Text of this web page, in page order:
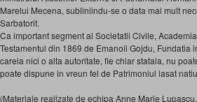
Marelui Mecena, subliniindu-se o data mai mult
Sarbatorit.
Ca important segment al Societatii Civile,
Testamentul din 1869 de Emanoil Gojdu,
careia nici o alta autoritate, fie chiar statala, nu
poate dispune in vreun fel de Patrimoniul lasat
(Materiale realizate de echipa Anne Marie